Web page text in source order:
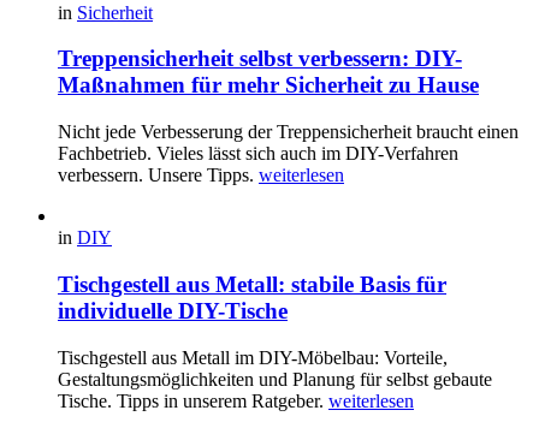
in Sicherheit
Treppensicherheit selbst verbessern: DIY-
Maßnahmen für mehr Sicherheit zu Hause
Nicht jede Verbesserung der Treppensicherheit braucht einen
Fachbetrieb. Vieles lässt sich auch im DIY-Verfahren
verbessern. Unsere Tipps. weiterlesen
in DIY
Tischgestell aus Metall: stabile Basis für
individuelle DIY-Tische
Tischgestell aus Metall im DIY-Möbelbau: Vorteile,
Gestaltungsmöglichkeiten und Planung für selbst gebaute
Tische. Tipps in unserem Ratgeber. weiterlesen